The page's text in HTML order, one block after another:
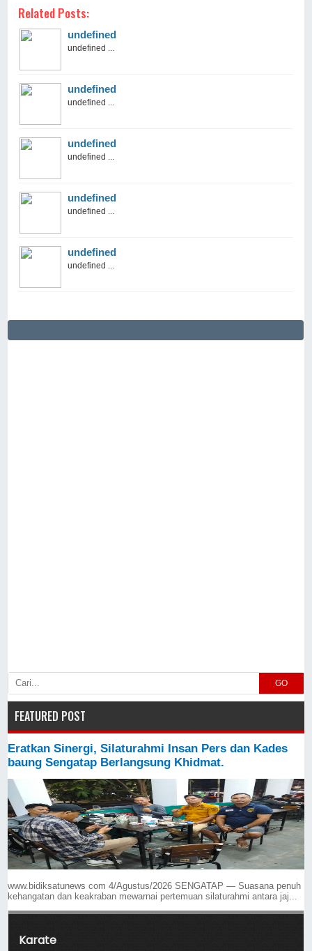
Related Posts:
undefined
undefined ...
undefined
undefined ...
undefined
undefined ...
undefined
undefined ...
undefined
undefined ...
GO
FEATURED POST
Eratkan Sinergi, Silaturahmi Insan Pers dan Kades
baung Sengatap Berlangsung Khidmat.
www.bidiksatunews com 4/Agustus/2026 SENGATAP — Suasana penuh
kehangatan dan keakraban mewarnai pertemuan silaturahmi antara jaj...
Karate